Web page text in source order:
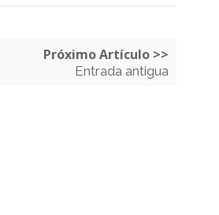
Próximo Artículo >>
Entrada antigua